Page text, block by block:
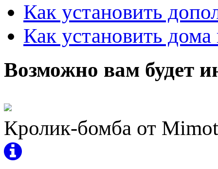
Как установить
Как установить
Возможно вам будет
Кролик-бомба от